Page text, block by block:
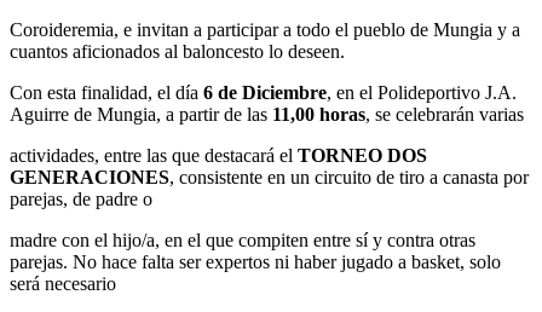
Coroideremia, e invitan a participar a todo el pueblo de Mungia y a
cuantos aficionados al baloncesto lo deseen.
Con esta finalidad, el día 6 de Diciembre, en el Polideportivo J.A.
Aguirre de Mungia, a partir de las 11,00 horas, se celebrarán varias
actividades, entre las que destacará el TORNEO DOS
GENERACIONES, consistente en un circuito de tiro a canasta por
parejas, de padre o
madre con el hijo/a, en el que compiten entre sí y contra otras
parejas. No hace falta ser expertos ni haber jugado a basket, solo
será necesario